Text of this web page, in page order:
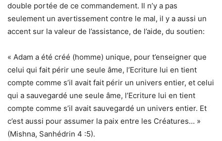
double portée de ce commandement. Il n’y a pas
seulement un avertissement contre le mal, il y a aussi un
accent sur la valeur de l’assistance, de l’aide, du soutien:
« Adam a été créé (homme) unique, pour t’enseigner que
celui qui fait périr une seule âme, l’Ecriture lui en tient
compte comme s’il avait fait périr un univers entier, et celui
qui a sauvegardé une seule âme, l’Ecriture lui en tient
compte comme s’il avait sauvegardé un univers entier. Et
c’est aussi pour assumer la paix entre les Créatures… »
(Mishna, Sanhédrin 4 :5).